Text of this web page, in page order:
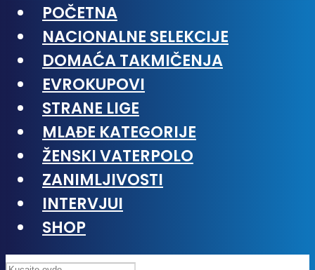
POČETNA
NACIONALNE SELEKCIJE
DOMAĆA TAKMIČENJA
EVROKUPOVI
STRANE LIGE
MLAĐE KATEGORIJE
ŽENSKI VATERPOLO
ZANIMLJIVOSTI
INTERVJUI
SHOP